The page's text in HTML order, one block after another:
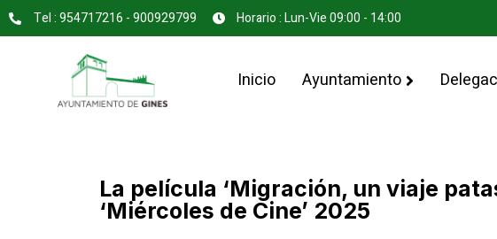
Tel : 954717216 - 900929799 Horario : Lun-Vie 09:00 - 14:00
Inicio Ayuntamiento
La película ‘Migración, un viaje
‘Miércoles de Cine’ 2025